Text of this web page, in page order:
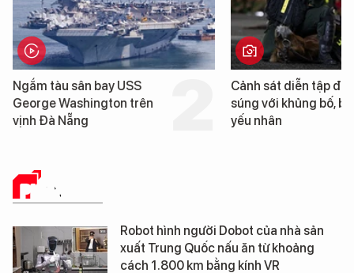
bay USS
trên
Cảnh sát diễn tập đấu
súng với khủng bố, bảo vệ
PHÂN TÍCH
Robot hình người Dobot của nhà sản
xuất Trung Quốc nấu ăn từ khoảng
cách 1.800 km bằng kính VR